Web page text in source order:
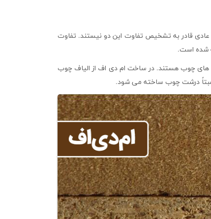
عادی قادر به تشخیص تفاوت این دو نیستند. تفاوت
شده است.
چوب هستند. در ساخت ام دی اف از الیاف چوب
درشت چوب ساخته می شود.